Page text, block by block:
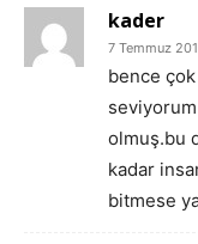
kader
7 Temmuz
bence
olmuş.bu
kadar
bitmese